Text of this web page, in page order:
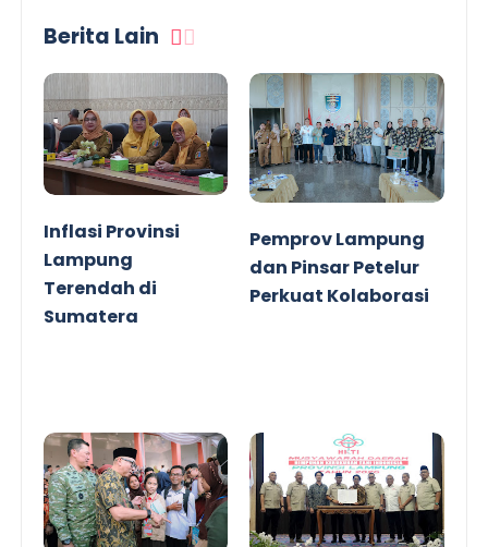
Berita Lain
Inflasi Provinsi
Lampung
Terendah di
Sumatera
Pemprov Lampung
dan Pinsar Petelur
Perkuat Kolaborasi